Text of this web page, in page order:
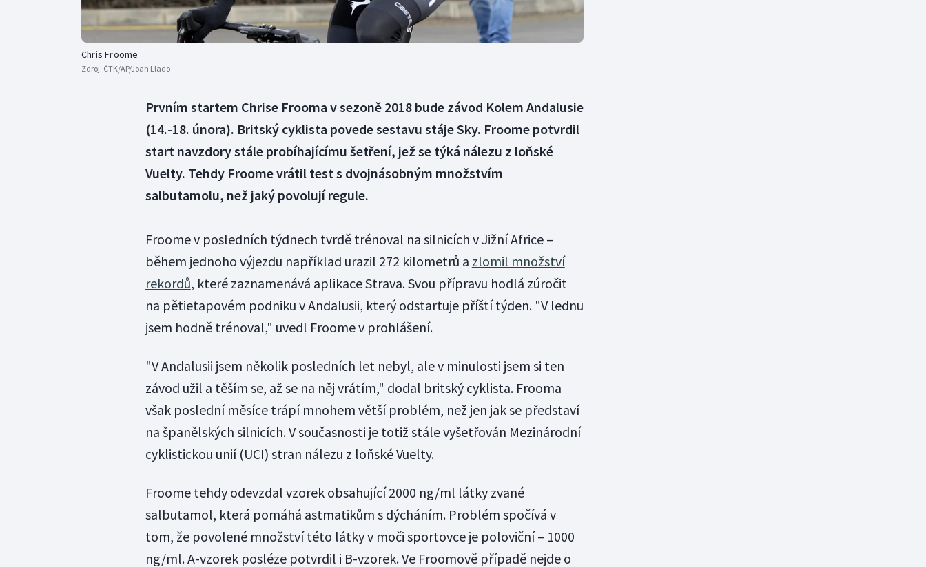
Chris Froome
Zdroj: ČTK/AP/Joan Llado
Prvním startem Chrise Frooma v sezoně 2018 bude závod Kolem Andalusie
(14.-18. února). Britský cyklista povede sestavu stáje Sky. Froome potvrdil
start navzdory stále probíhajícímu šetření, jež se týká nálezu z loňské
Vuelty. Tehdy Froome vrátil test s dvojnásobným množstvím
salbutamolu, než jaký povolují regule.
Froome v posledních týdnech tvrdě trénoval na silnicích v Jižní Africe –
během jednoho výjezdu například urazil 272 kilometrů a zlomil množství
rekordů, které zaznamenává aplikace Strava. Svou přípravu hodlá zúročit
na pětietapovém podniku v Andalusii, který odstartuje příští týden. "V lednu
jsem hodně trénoval," uvedl Froome v prohlášení.
"V Andalusii jsem několik posledních let nebyl, ale v minulosti jsem si ten
závod užil a těším se, až se na něj vrátím," dodal britský cyklista. Frooma
však poslední měsíce trápí mnohem větší problém, než jen jak se představí
na španělských silnicích. V současnosti je totiž stále vyšetřován Mezinárodní
cyklistickou unií (UCI) stran nálezu z loňské Vuelty.
Froome tehdy odevzdal vzorek obsahující 2000 ng/ml látky zvané
salbutamol, která pomáhá astmatikům s dýcháním. Problém spočívá v
tom, že povolené množství této látky v moči sportovce je poloviční – 1000
ng/ml. A-vzorek posléze potvrdil i B-vzorek. Ve Froomově případě nejde o